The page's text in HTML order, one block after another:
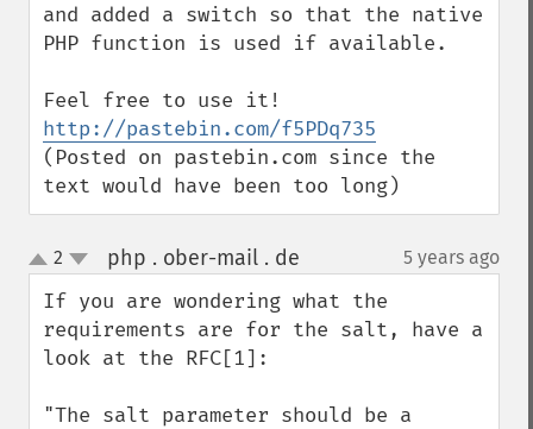
and added a switch so that the native
PHP function is used if available.
http://pastebin.com/f5PDq735
(Posted on pastebin.com since the
text would have been too long)
up
down
2 php . ober-mail . de 5 years ago
If you are wondering what the
requirements are for the salt, have a
look at the RFC[1]:
"The salt parameter should be a